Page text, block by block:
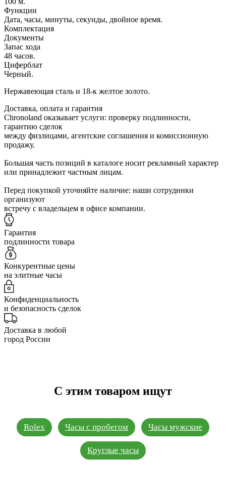
Функции
Дата, часы, минуты, секунды, двойное время.
Комплектация
Документы
Запас хода
48 часов.
Циферблат
Черный.
Нержавеющая сталь и 18-к желтое золото.
Доставка, оплата и гарантия
Chronoland оказывает услуги: проверку подлинности,
гарантию сделок
между физлицами, агентские соглашения и комиссионную
продажу.
Большая часть позиций в каталоге носит рекламный характер
или принадлежит частным лицам.
Перед покупкой уточняйте наличие: наши сотрудники
организуют
встречу с владельцем в офисе компании.
Гарантия
подлинности товара
Конкурентные цены
на элитные часы
Конфиденциальность
и безопасность сделок
Доставка в любой
город России
С этим товаром ищут
Rolex Часы с пробегом Часы мужские
Круглые часы